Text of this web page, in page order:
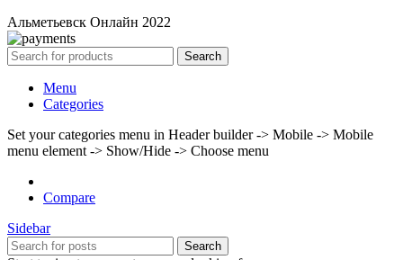
Альметьевск Онлайн 2022
Search
Menu
Categories
Set your categories menu in Header builder -> Mobile -> Mobile
menu element -> Show/Hide -> Choose menu
Compare
Sidebar
Search